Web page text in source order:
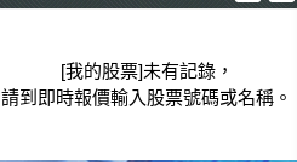
[我的股票]未有記錄，
請到即時報價輸入股票號碼或名稱。